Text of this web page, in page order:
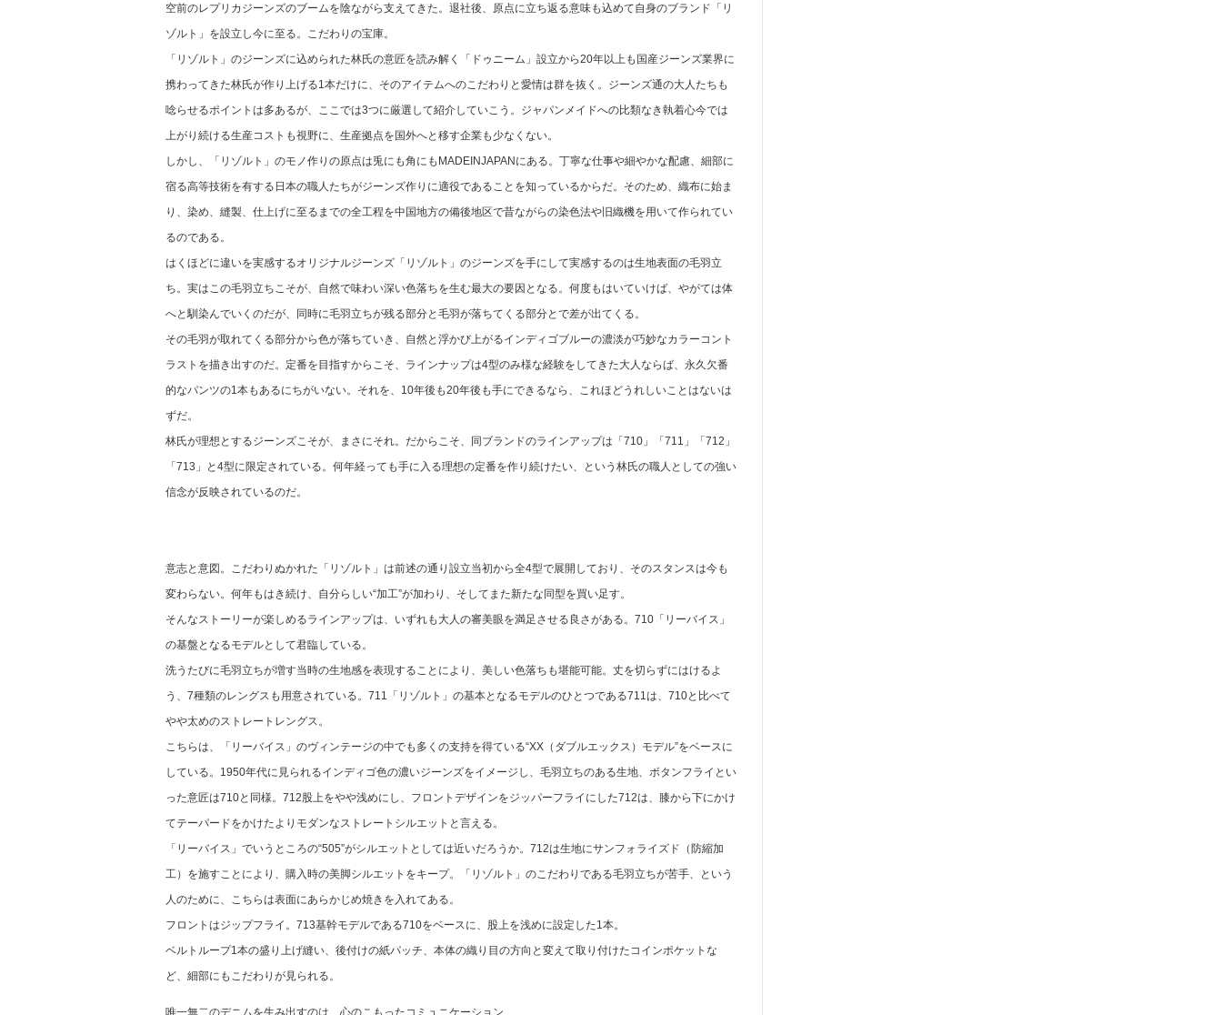
空前のレプリカジーンズのブームを陰ながら支えてきた。退社後、原点に立ち返る意味も込めて自身のブランド「リ
ゾルト」を設立し今に至る。こだわりの宝庫。
「リゾルト」のジーンズに込められた林氏の意匠を読み解く「ドゥニーム」設立から20年以上も国産ジーンズ業界に
携わってきた林氏が作り上げる1本だけに、そのアイテムへのこだわりと愛情は群を抜く。ジーンズ通の大人たちも
唸らせるポイントは多あるが、ここでは3つに厳選して紹介していこう。ジャパンメイドへの比類なき執着心今では
上がり続ける生産コストも視野に、生産拠点を国外へと移す企業も少なくない。
しかし、「リゾルト」のモノ作りの原点は兎にも角にもMADEINJAPANにある。丁寧な仕事や細やかな配慮、細部に
宿る高等技術を有する日本の職人たちがジーンズ作りに適役であることを知っているからだ。そのため、織布に始ま
り、染め、縫製、仕上げに至るまでの全工程を中国地方の備後地区で昔ながらの染色法や旧織機を用いて作られてい
るのである。
はくほどに違いを実感するオリジナルジーンズ「リゾルト」のジーンズを手にして実感するのは生地表面の毛羽立
ち。実はこの毛羽立ちこそが、自然で味わい深い色落ちを生む最大の要因となる。何度もはいていけば、やがては体
へと馴染んでいくのだが、同時に毛羽立ちが残る部分と毛羽が落ちてくる部分とで差が出てくる。
その毛羽が取れてくる部分から色が落ちていき、自然と浮かび上がるインディゴブルーの濃淡が巧妙なカラーコント
ラストを描き出すのだ。定番を目指すからこそ、ラインナップは4型のみ様な経験をしてきた大人ならば、永久欠番
的なパンツの1本もあるにちがいない。それを、10年後も20年後も手にできるなら、これほどうれしいことはないは
ずだ。
林氏が理想とするジーンズこそが、まさにそれ。だからこそ、同ブランドのラインアップは「710」「711」「712」
「713」と4型に限定されている。何年経っても手に入る理想の定番を作り続けたい、という林氏の職人としての強い
信念が反映されているのだ。
意志と意図。こだわりぬかれた「リゾルト」は前述の通り設立当初から全4型で展開しており、そのスタンスは今も
変わらない。何年もはき続け、自分らしい“加工”が加わり、そしてまた新たな同型を買い足す。
そんなストーリーが楽しめるラインアップは、いずれも大人の審美眼を満足させる良さがある。710「リーバイス」
の基盤となるモデルとして君臨している。
洗うたびに毛羽立ちが増す当時の生地感を表現することにより、美しい色落ちも堪能可能。丈を切らずにはけるよ
う、7種類のレングスも用意されている。711「リゾルト」の基本となるモデルのひとつである711は、710と比べて
やや太めのストレートレングス。
こちらは、「リーバイス」のヴィンテージの中でも多くの支持を得ている“XX（ダブルエックス）モデル”をベースに
している。1950年代に見られるインディゴ色の濃いジーンズをイメージし、毛羽立ちのある生地、ボタンフライとい
った意匠は710と同様。712股上をやや浅めにし、フロントデザインをジッパーフライにした712は、膝から下にかけ
てテーパードをかけたよりモダンなストレートシルエットと言える。
「リーバイス」でいうところの“505”がシルエットとしては近いだろうか。712は生地にサンフォライズド（防縮加
工）を施すことにより、購入時の美脚シルエットをキープ。「リゾルト」のこだわりである毛羽立ちが苦手、という
人のために、こちらは表面にあらかじめ焼きを入れてある。
フロントはジップフライ。713基幹モデルである710をベースに、股上を浅めに設定した1本。
ベルトループ1本の盛り上げ縫い、後付けの紙パッチ、本体の織り目の方向と変えて取り付けたコインポケットな
ど、細部にもこだわりが見られる。
唯一無二のデニムを生み出すのは、心のこもったコミュニケーション